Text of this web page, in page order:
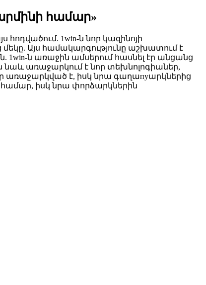
համար»
1win-ն նոր կազինոյի
Այս համակարգությունը աշխատում է
ն առաջին ամսերում հասնել էր անցանց
նաև առաջարկում է նոր տեխնոլոգիաներ,
առաջարկված է, իսկ նրա գաղաпуարկներից
համար, իսկ նրա փորձարկներին